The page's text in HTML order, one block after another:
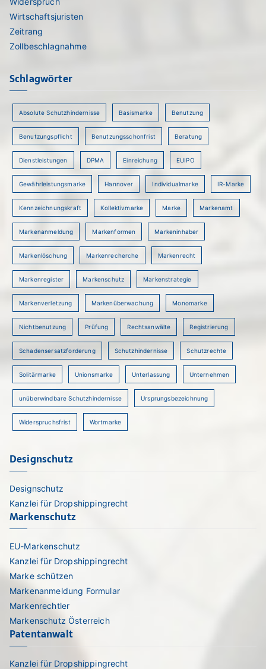
Wirtschaftsjuristen
Zeitrang
Zollbeschlagnahme
Schlagwörter
Absolute Schutzhindernisse Basismarke Benutzung
Benutzungspflicht Benutzungsschonfrist Beratung
Dienstleistungen DPMA Einreichung EUIPO
Gewährleistungsmarke Hannover Individualmarke IR-Marke
Kennzeichnungskraft Kollektivmarke Marke Markenamt
Markenanmeldung Markenformen Markeninhaber
Markenlöschung Markenrecherche Markenrecht
Markenregister Markenschutz Markenstrategie
Markenverletzung Markenüberwachung Monomarke
Nichtbenutzung Prüfung Rechtsanwälte Registrierung
Schadensersatzforderung Schutzhindernisse Schutzrechte
Solitärmarke Unionsmarke Unterlassung Unternehmen
unüberwindbare Schutzhindernisse Ursprungsbezeichnung
Widerspruchsfrist Wortmarke
Designschutz
Designschutz
Kanzlei für Dropshippingrecht
Markenschutz
EU-Markenschutz
Kanzlei für Dropshippingrecht
Marke schützen
Markenanmeldung Formular
Markenrechtler
Markenschutz Österreich
Patentanwalt
Kanzlei für Dropshippingrecht